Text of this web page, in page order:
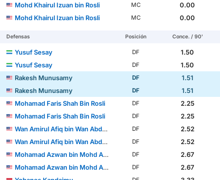
Mohd Khairul Izuan bin Rosli
MC
0.00
Mohd Khairul Izuan bin Rosli
MC 0.00
Defensas Posición Conce. / 90'
Yusuf Sesay DF
1.50
Yusuf Sesay
DF
1.50
Rakesh Munusamy
DF
1.51
Rakesh Munusamy
DF
1.51
Mohamad Faris Shah Bin Rosli
DF
2.25
Mohamad Faris Shah Bin Rosli
DF
2.25
Wan Amirul Afiq bin Wan Abdul Rahman
DF
2.52
Wan Amirul Afiq bin Wan Abdul Rahman
DF
2.52
Mohamad Azwan bin Mohd Aripin
DF
2.67
Mohamad Azwan bin Mohd Aripin
DF
2.67